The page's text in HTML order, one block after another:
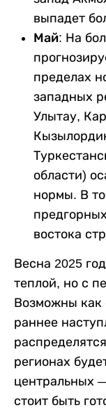
выпадет
Май: На
пределах
западных
Улытау,
области)
нормы. В
востока
Весна 2025
теплой, но с
Возможны как
раннее
регионах
центральных
стоит быть